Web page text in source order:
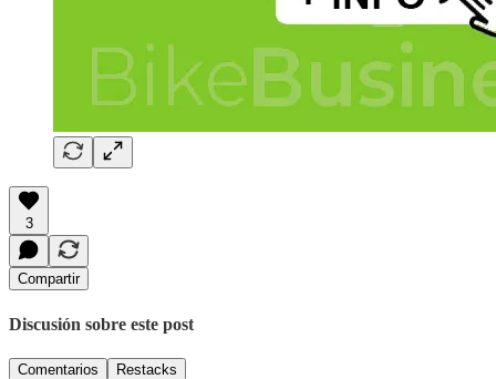
3
Compartir
Discusión sobre este post
Comentarios Restacks